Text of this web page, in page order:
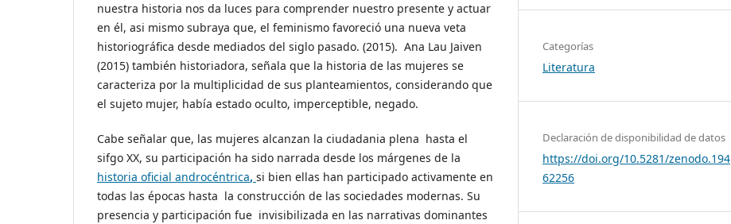
nuestra historia nos da luces para comprender nuestro presente y actuar
en él, asi mismo subraya que, el feminismo favoreció una nueva veta
historiográfica desde mediados del siglo pasado. (2015). Ana Lau Jaiven
(2015) también historiadora, señala que la historia de las mujeres se
caracteriza por la multiplicidad de sus planteamientos, considerando que
el sujeto mujer, había estado oculto, imperceptible, negado.
Cabe señalar que, las mujeres alcanzan la ciudadania plena hasta el
sifgo XX, su participación ha sido narrada desde los márgenes de la
historia oficial androcéntrica, si bien ellas han participado activamente en
todas las épocas hasta la construcción de las sociedades modernas. Su
presencia y participación fue invisibilizada en las narrativas dominantes
Categorías
Literatura
Declaración de disponibilidad de datos
https://doi.org/10.5281/zenodo.194
62256